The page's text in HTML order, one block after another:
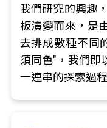
我們研究的興趣
板演變而來，是
去排成數種不同
須同色"，我們即
一連串的探索過程